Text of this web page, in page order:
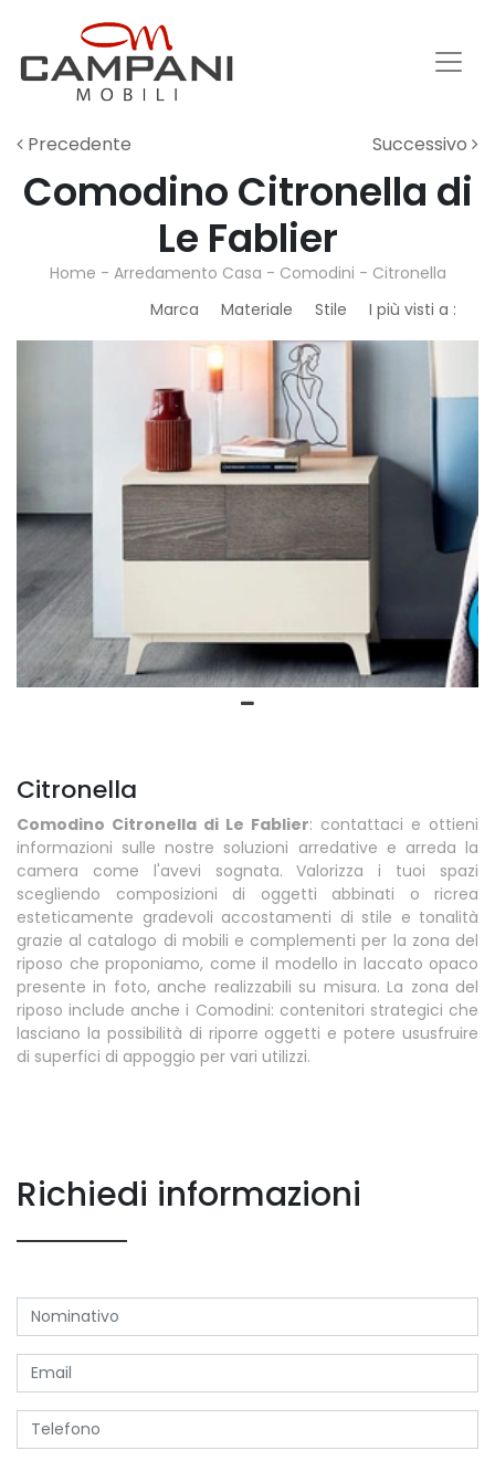
Precedente Successivo
Comodino Citronella di
Le Fablier
Home - Arredamento Casa - Comodini - Citronella
Marca
Materiale Stile I più visti a :
Citronella
Comodino Citronella di Le Fablier: contattaci e ottieni
informazioni sulle nostre soluzioni arredative e arreda la
camera come l'avevi sognata. Valorizza i tuoi spazi
scegliendo composizioni di oggetti abbinati o ricrea
esteticamente gradevoli accostamenti di stile e tonalità
grazie al catalogo di mobili e complementi per la zona del
riposo che proponiamo, come il modello in laccato opaco
presente in foto, anche realizzabili su misura. La zona del
riposo include anche i Comodini: contenitori strategici che
lasciano la possibilità di riporre oggetti e potere ususfruire
di superfici di appoggio per vari utilizzi.
Richiedi informazioni